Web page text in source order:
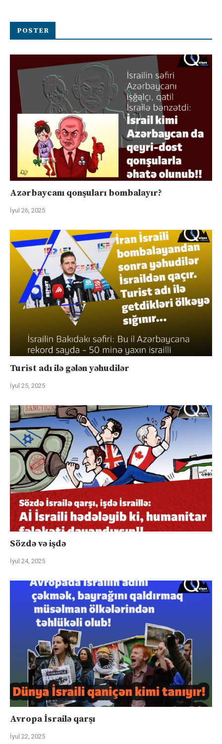
POSTER
Azərbaycanı qonşuları bombalayır?
İyul 26, 2025
Turist adı ilə gələn yəhudilər
İyul 25, 2025
Sözdə və işdə
İyul 24, 2025
Avropa İsrailə qarşı
İyul 22, 2025